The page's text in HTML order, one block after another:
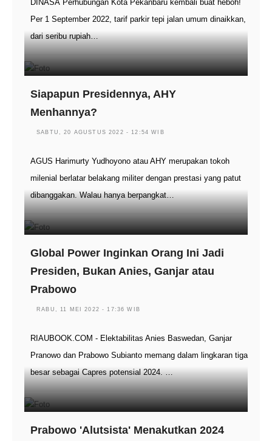
DINASÂ Perhubungan Kota Pekanbaru kembali buat heboh!
Per 1 September 2022, tarif parkir tepi jalan umum dinaikkan,
dari seribu rupiah…
Siapapun Presidennya, AHY
Menhannya?
SABTU, 20 AGUSTUS 2022 - 12:54 WIB
AGUS Harimurty Yudhoyono atau AHY merupakan tokoh
milenial berlatar belakang militer dengan prestasi yang patut
dibanggakan. Walau hanya berpangkat…
Global Power Inginkan Orang Ini Jadi
Presiden, Bukan Anies, Ganjar atau
Prabowo
RABU, 11 MEI 2022 - 17:36 WIB
RIAUBOOK.COM - Elektabilitas Anies Baswedan, Ganjar
Pranowo dan Prabowo Subianto memang dalam lingkaran tiga
besar sebagai Capres potensial 2024. …
Prabowo 'Alutsista' Menakutkan 2024